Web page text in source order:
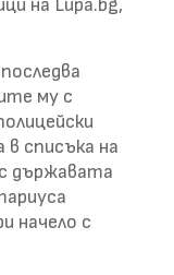
му с
в списъка на
държавата
начело с